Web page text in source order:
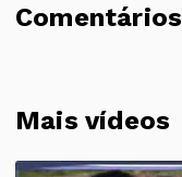
Mais vídeos
Comentários